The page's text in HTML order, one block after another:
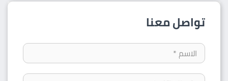
تواصل معنا